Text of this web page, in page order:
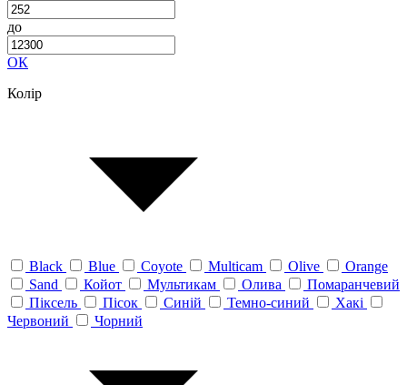
до
ОК
Колір
Black Blue Coyote Multicam Olive
Orange
Sand
Койот Мультикам Олива
Помаранчевий
Піксель
Пісок Синій Темно-синий
Хакі
Червоний
Чорний